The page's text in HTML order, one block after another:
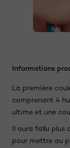
Informations
La première
comprenant 4
ultime et une
Il aura fallu plus
pour mettre au